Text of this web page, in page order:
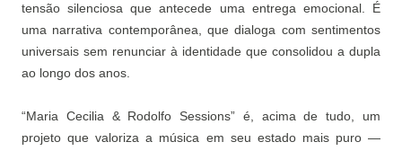
tensão silenciosa que antecede uma entrega emocional. É
uma narrativa contemporânea, que dialoga com sentimentos
universais sem renunciar à identidade que consolidou a dupla
ao longo dos anos.
“Maria Cecilia & Rodolfo Sessions” é, acima de tudo, um
projeto que valoriza a música em seu estado mais puro —